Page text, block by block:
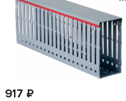
917 ₽